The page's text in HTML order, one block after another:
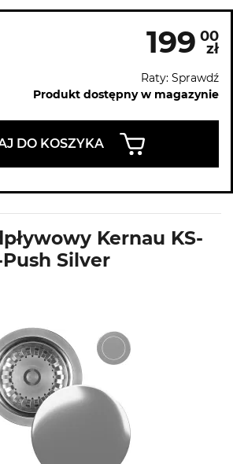
199 00
zł
Raty: Sprawdź
Produkt dostępny w magazynie
DO KOSZYKA
Kernau KS-
Push Silver